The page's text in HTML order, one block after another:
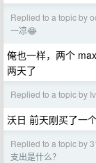
Replied to a topic by
一凉😂
俺也一样，两个
两天了
Replied to a topic by
沃日 前天刚买了一
Replied to a topic by
支出是什么？